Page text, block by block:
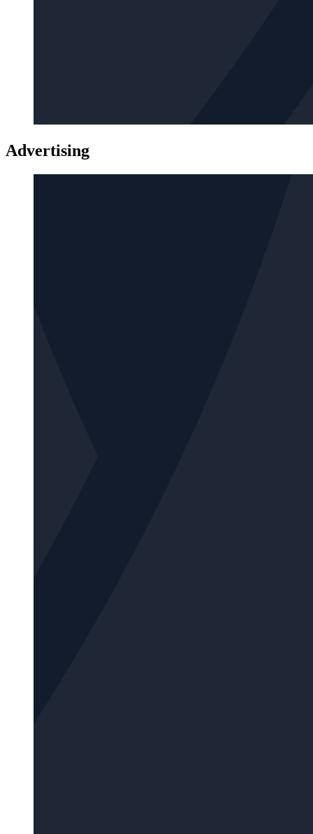
Advertising